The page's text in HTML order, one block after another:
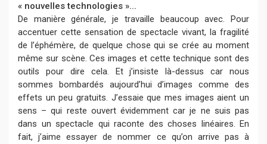
« nouvelles technologies »...
De manière générale, je travaille beaucoup avec. Pour
accentuer cette sensation de spectacle vivant, la fragilité
de l’éphémère, de quelque chose qui se crée au moment
même sur scène. Ces images et cette technique sont des
outils pour dire cela. Et j’insiste là-dessus car nous
sommes bombardés aujourd’hui d’images comme des
effets un peu gratuits. J’essaie que mes images aient un
sens – qui reste ouvert évidemment car je ne suis pas
dans un spectacle qui raconte des choses linéaires. En
fait, j’aime essayer de nommer ce qu’on arrive pas à